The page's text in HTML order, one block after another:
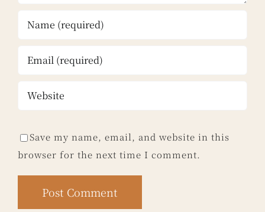
Save my name, email, and website in this
browser for the next time I comment.